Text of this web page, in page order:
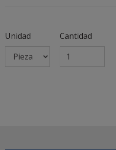
Unidad
Cantidad